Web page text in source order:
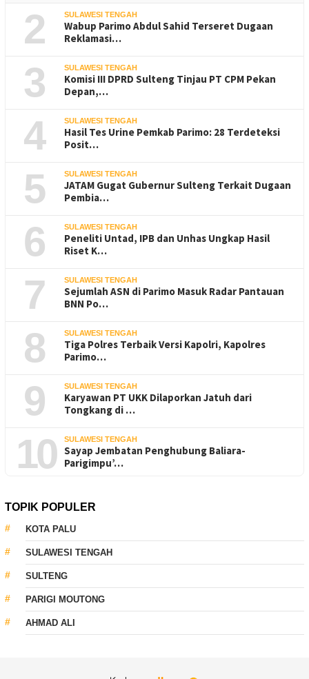
2 SULAWESI TENGAH
Wabup Parimo Abdul Sahid Terseret Dugaan
Reklamasi…
3 SULAWESI TENGAH
Komisi III DPRD Sulteng Tinjau PT CPM Pekan
Depan,…
4 SULAWESI TENGAH
Hasil Tes Urine Pemkab Parimo: 28 Terdeteksi
Posit…
5 SULAWESI TENGAH
JATAM Gugat Gubernur Sulteng Terkait Dugaan
Pembia…
6 SULAWESI TENGAH
Peneliti Untad, IPB dan Unhas Ungkap Hasil
Riset K…
7 SULAWESI TENGAH
Sejumlah ASN di Parimo Masuk Radar Pantauan
BNN Po…
8 SULAWESI TENGAH
Tiga Polres Terbaik Versi Kapolri, Kapolres
Parimo…
9 SULAWESI TENGAH
Karyawan PT UKK Dilaporkan Jatuh dari
Tongkang di …
10 SULAWESI TENGAH
Sayap Jembatan Penghubung Baliara-
Parigimpu’…
TOPIK POPULER
KOTA PALU
SULAWESI TENGAH
SULTENG
PARIGI MOUTONG
AHMAD ALI